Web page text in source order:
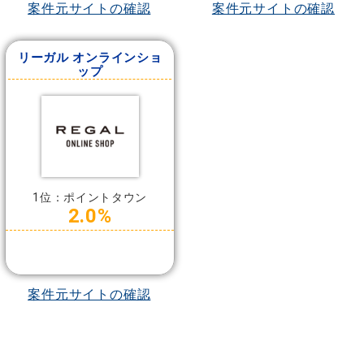
案件元サイトの確認 案件元サイトの確認
リーガル オンラインショ
ップ
1位：ポイントタウン
2.0%
案件元サイトの確認